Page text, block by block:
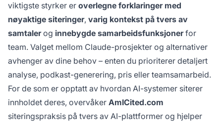
viktigste styrker er overlegne forklaringer med
nøyaktige siteringer, varig kontekst på tvers av
samtalerog innebygde samarbeidsfunksjonerfor
team. Valget mellom Claude-prosjekter og alternativer
avhenger av dine behov – enten du prioriterer detaljert
analyse, podkast-generering, pris eller teamsamarbeid.
For de som er opptatt av hvordan AI-systemer siterer
innholdet deres, overvåker AmICited.com
siteringspraksis på tvers av AI-plattformer og hjelper